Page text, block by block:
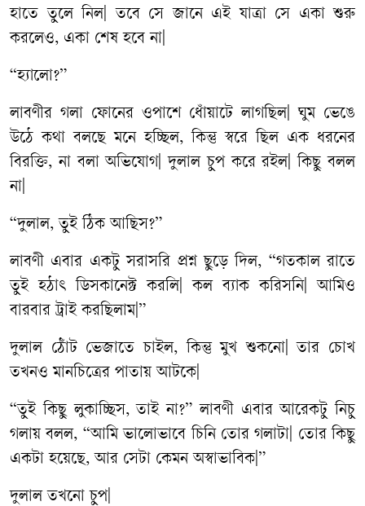
হাতে তুলে নিল| তবে সে জানে এই যাত্রা সে একা শুরু
করলেও, একা শেষ হবে না|
“হ্যালো?”
লাবণীর গলা ফোনের ওপাশে ধোঁয়াটে লাগছিল| ঘুম ভেঙে
উঠে কথা বলছে মনে হচ্ছিল, কিন্তু স্বরে ছিল এক ধরনের
বিরক্তি, না বলা অভিযোগ| দুলাল চুপ করে রইল| কিছু বলল
না|
“দুলাল, তুই ঠিক আছিস?”
লাবণী এবার একটু সরাসরি প্রশ্ন ছুড়ে দিল, “গতকাল রাতে
তুই হঠাৎ ডিসকানেক্ট করলি| কল ব্যাক করিসনি| আমিও
বারবার ট্রাই করছিলাম|”
দুলাল ঠোঁট ভেজাতে চাইল, কিন্তু মুখ শুকনো| তার চোখ
তখনও মানচিত্রের পাতায় আটকে|
“তুই কিছু লুকাচ্ছিস, তাই না?” লাবণী এবার আরেকটু নিচু
গলায় বলল, “আমি ভালোভাবে চিনি তোর গলাটা| তোর কিছু
একটা হয়েছে, আর সেটা কেমন অস্বাভাবিক|”
দুলাল তখনো চুপ|